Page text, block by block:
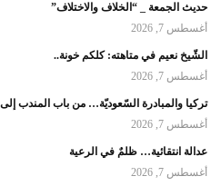
حديث الجمعة _ “الخلاف والاختلاف”
أغسطس 7, 2026
الشّيخ نعيم في متاهته: كلكم خونة..
أغسطس 7, 2026
تركيا والمبادرة السّعوديّة… من باب المندب إلى
أغسطس 7, 2026
عدالة انتقائية… ظلمٌ في الرعية
أغسطس 7, 2026